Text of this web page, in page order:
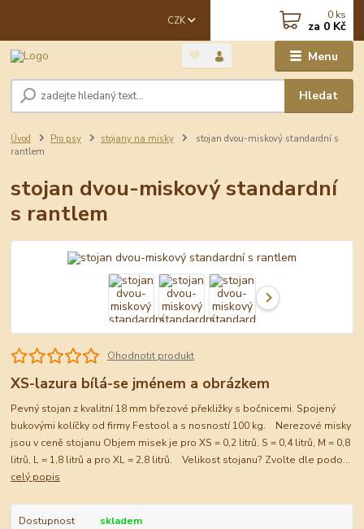
Menu
CZK
Hledat
0 ks
za 0 Kč
Úvod Pro psy stojany na misky
stojan dvou-miskový standardní s
rantlem
stojan dvou-miskový standardní
s rantlem
Ohodnotit produkt
XS-lazura bílá-se jménem a obrázkem
Pevný stojan z kvalitní 18 mm březové překližky s bočnicemi. Spojený
bukovými kolíčky od firmy Festool a s nosností 100 kg. Nerezové misky
jsou v ceně stojanu Objem misek je pro XS = 0,2 litrů, S = 0,4 litrů, M = 0,8
litrů, L = 1,8 litrů a pro XL = 2,8 litrů. Velikost stojanu? Zvolte dle podo...
celý popis
Dostupnost
skladem